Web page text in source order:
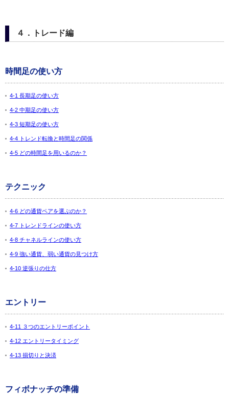
４．トレード編
時間足の使い方
4-1 長期足の使い方
4-2 中期足の使い方
4-3 短期足の使い方
4-4 トレンド転換と時間足の関係
4-5 どの時間足を用いるのか？
テクニック
4-6 どの通貨ペアを選ぶのか？
4-7 トレンドラインの使い方
4-8 チャネルラインの使い方
4-9 強い通貨、弱い通貨の見つけ方
4-10 逆張りの仕方
エントリー
4-11 ３つのエントリーポイント
4-12 エントリータイミング
4-13 損切りと決済
フィボナッチの準備